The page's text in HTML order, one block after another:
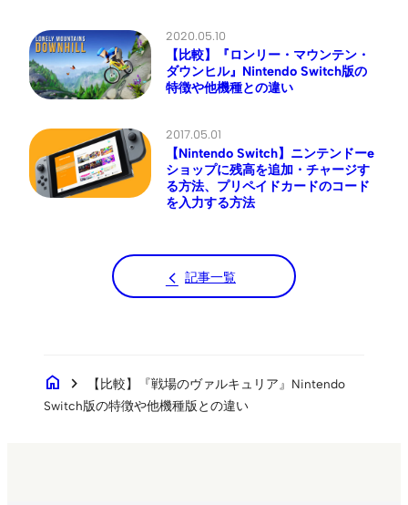
2020.05.10
【比較】『ロンリー・マウンテン・
ダウンヒル』Nintendo Switch版の
特徴や他機種との違い
2017.05.01
【Nintendo Switch】ニンテンドーe
ショップに残高を追加・チャージす
る方法、プリペイドカードのコード
を入力する方法
記事一覧
home chevron_right
【比較】『戦場のヴァルキュリア』Nintendo
Switch版の特徴や他機種版との違い